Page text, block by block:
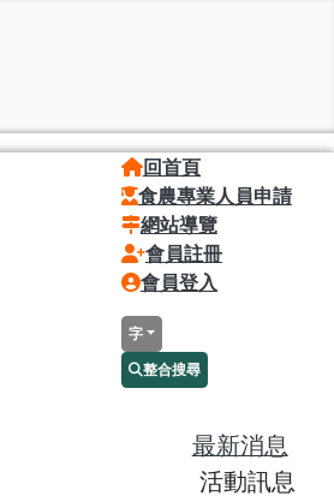
回首頁
食農專業人員申請
網站導覽
會員註冊
會員登入
字
整合搜尋
最新消息
活動訊息